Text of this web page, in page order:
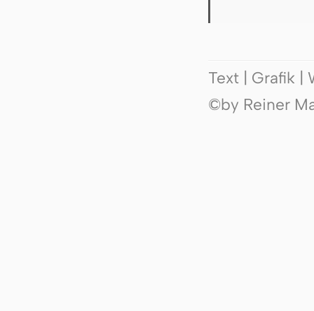
Text | Grafik |
©by Reiner